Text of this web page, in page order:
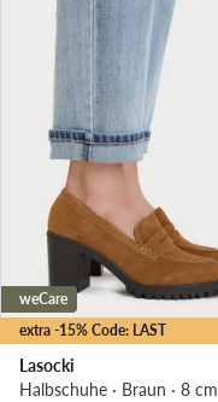
extra -15% Code: LAST
weCare
Lasocki
Halbschuhe · Braun · 8 cm